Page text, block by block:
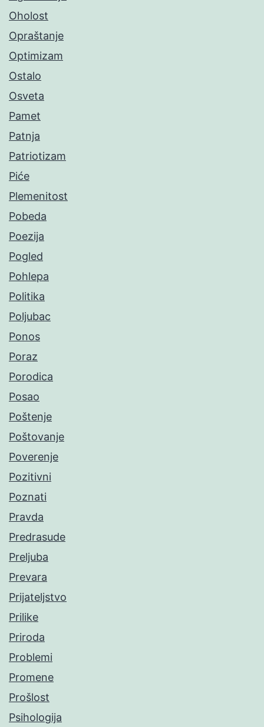
Oholost
Opraštanje
Optimizam
Ostalo
Osveta
Pamet
Patnja
Patriotizam
Piće
Plemenitost
Pobeda
Poezija
Pogled
Pohlepa
Politika
Poljubac
Ponos
Poraz
Porodica
Posao
Poštenje
Poštovanje
Poverenje
Pozitivni
Poznati
Pravda
Predrasude
Preljuba
Prevara
Prijateljstvo
Prilike
Priroda
Problemi
Promene
Prošlost
Psihologija